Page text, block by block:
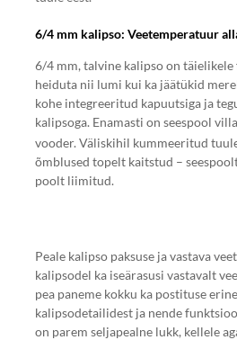
6/4 mm kalipso: Veetemperatuur
6/4 mm, talvine kalipso on täielikele
heiduta nii lumi kui ka jäätükid
kohe integreeritud kapuutsiga ja
kalipsoga. Enamasti on seespool
vooder. Väliskihil kummeeritud
õmblused topelt kaitstud –
poolt liimitud.
Peale kalipso paksuse ja vastava
kalipsodel ka iseärasusi vastavalt
pea paneme kokku ka postituse
kalipsodetailidest ja nende
on parem seljapealne lukk, kellele